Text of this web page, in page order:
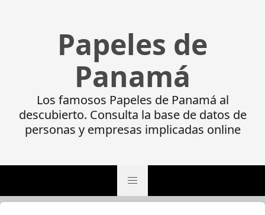
Papeles de
Panamá
Los famosos Papeles de Panamá al
descubierto. Consulta la base de datos de
personas y empresas implicadas online